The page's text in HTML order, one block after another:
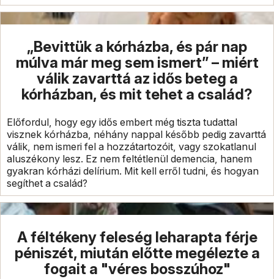
„Bevittük a kórházba, és pár nap
múlva már meg sem ismert” – miért
válik zavarttá az idős beteg a
kórházban, és mit tehet a család?
Előfordul, hogy egy idős embert még tiszta tudattal
visznek kórházba, néhány nappal később pedig zavarttá
válik, nem ismeri fel a hozzátartozóit, vagy szokatlanul
aluszékony lesz. Ez nem feltétlenül demencia, hanem
gyakran kórházi delírium. Mit kell erről tudni, és hogyan
segíthet a család?
A féltékeny feleség leharapta férje
péniszét, miután előtte megélezte a
fogait a "véres bosszúhoz"